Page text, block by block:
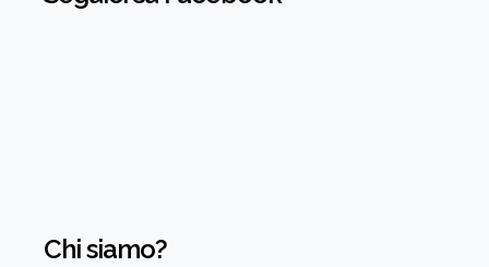
Chi siamo?